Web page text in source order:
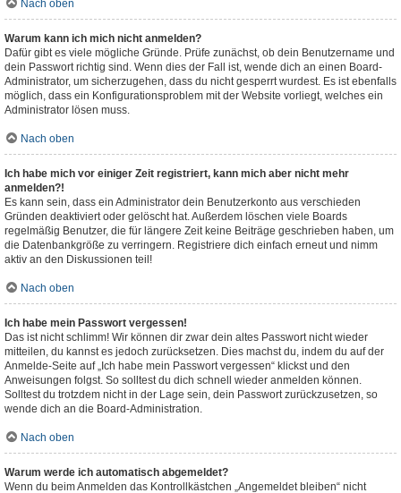
Nach oben
Warum kann ich mich nicht anmelden?
Dafür gibt es viele mögliche Gründe. Prüfe zunächst, ob dein Benutzername und
dein Passwort richtig sind. Wenn dies der Fall ist, wende dich an einen Board-
Administrator, um sicherzugehen, dass du nicht gesperrt wurdest. Es ist ebenfalls
möglich, dass ein Konfigurationsproblem mit der Website vorliegt, welches ein
Administrator lösen muss.
Nach oben
Ich habe mich vor einiger Zeit registriert, kann mich aber nicht mehr
anmelden?!
Es kann sein, dass ein Administrator dein Benutzerkonto aus verschieden
Gründen deaktiviert oder gelöscht hat. Außerdem löschen viele Boards
regelmäßig Benutzer, die für längere Zeit keine Beiträge geschrieben haben, um
die Datenbankgröße zu verringern. Registriere dich einfach erneut und nimm
aktiv an den Diskussionen teil!
Nach oben
Ich habe mein Passwort vergessen!
Das ist nicht schlimm! Wir können dir zwar dein altes Passwort nicht wieder
mitteilen, du kannst es jedoch zurücksetzen. Dies machst du, indem du auf der
Anmelde-Seite auf „Ich habe mein Passwort vergessen“ klickst und den
Anweisungen folgst. So solltest du dich schnell wieder anmelden können.
Solltest du trotzdem nicht in der Lage sein, dein Passwort zurückzusetzen, so
wende dich an die Board-Administration.
Nach oben
Warum werde ich automatisch abgemeldet?
Wenn du beim Anmelden das Kontrollkästchen „Angemeldet bleiben“ nicht